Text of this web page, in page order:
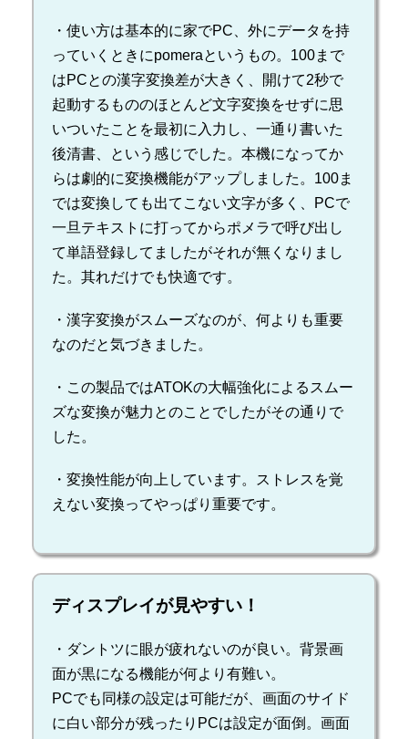
・使い方は基本的に家でPC、外にデータを持
っていくときにpomeraというもの。100まで
はPCとの漢字変換差が大きく、開けて2秒で
起動するもののほとんど文字変換をせずに思
いついたことを最初に入力し、一通り書いた
後清書、という感じでした。本機になってか
らは劇的に変換機能がアップしました。100ま
では変換しても出てこない文字が多く、PCで
一旦テキストに打ってからポメラで呼び出し
て単語登録してましたがそれが無くなりまし
た。其れだけでも快適です。
・漢字変換がスムーズなのが、何よりも重要
なのだと気づきました。
・この製品ではATOKの大幅強化によるスムー
ズな変換が魅力とのことでしたがその通りで
した。
・変換性能が向上しています。ストレスを覚
えない変換ってやっぱり重要です。
ディスプレイが見やすい！
・ダントツに眼が疲れないのが良い。背景画
面が黒になる機能が何より有難い。
PCでも同様の設定は可能だが、画面のサイド
に白い部分が残ったりPCは設定が面倒。画面